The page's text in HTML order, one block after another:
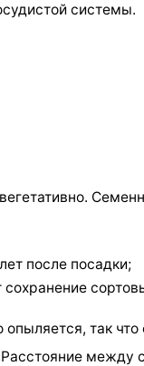
системы.
после посадки;
так что
Расстояние